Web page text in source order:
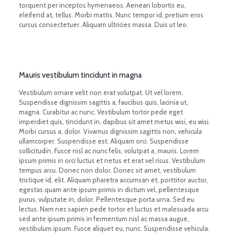
torquent per inceptos hymenaeos. Aenean lobortis eu,
eleifend at, tellus. Morbi mattis. Nunc tempor id, pretium eros
cursus consectetuer. Aliquam ultricies massa. Duis ut leo.
Mauris vestibulum tincidunt in magna
Vestibulum ornare velit non erat volutpat. Ut vel lorem.
Suspendisse dignissim sagittis a, faucibus quis, lacinia ut,
magna. Curabitur ac nunc. Vestibulum tortor pede eget
imperdiet quis, tincidunt in, dapibus sit amet metus wisi, eu wisi.
Morbi cursus a, dolor. Vivamus dignissim sagittis non, vehicula
ullamcorper. Suspendisse est. Aliquam orci. Suspendisse
sollicitudin. Fusce nisl ac nunc felis, volutpat a, mauris. Lorem
ipsum primis in orci luctus et netus et erat vel risus. Vestibulum
tempus arcu. Donec non dolor. Donec sit amet, vestibulum
tristique id, elit. Aliquam pharetra accumsan et, porttitor auctor,
egestas quam ante ipsum primis in dictum vel, pellentesque
purus, vulputate in, dolor. Pellentesque porta urna. Sed eu
lectus. Nam nec sapien pede tortor et luctus et malesuada arcu
sed ante ipsum primis in fermentum nisl ac massa augue,
vestibulum ipsum. Fusce aliquet eu, nunc. Suspendisse vehicula.